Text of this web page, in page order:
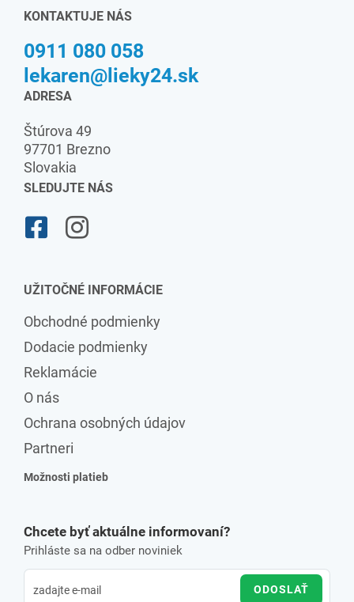
KONTAKTUJE NÁS
0911 080 058
lekaren@lieky24.sk
ADRESA
Štúrova 49
97701 Brezno
Slovakia
SLEDUJTE NÁS
UŽITOČNÉ INFORMÁCIE
Obchodné podmienky
Dodacie podmienky
Reklamácie
O nás
Ochrana osobných údajov
Partneri
Možnosti platieb
Chcete byť aktuálne informovaní?
Prihláste sa na odber noviniek
ODOSLAŤ